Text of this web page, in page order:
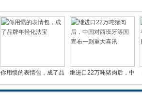
你用惯的表情包，成了品
继进口22万吨猪肉后，中